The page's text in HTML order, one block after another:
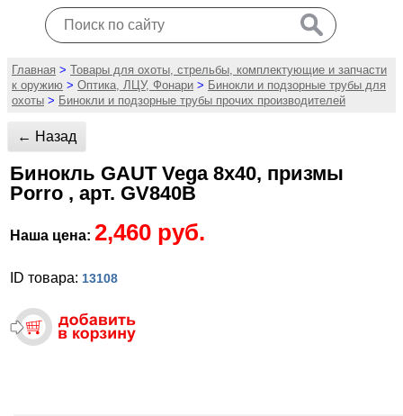
Главная > Товары для охоты, стрельбы, комплектующие и запчасти
к оружию > Оптика, ЛЦУ, Фонари > Бинокли и подзорные трубы для
охоты > Бинокли и подзорные трубы прочих производителей
← Назад
Бинокль GAUT Vega 8x40, призмы
Porro , арт. GV840B
Наша цена: 2,460 руб.
ID товара: 13108